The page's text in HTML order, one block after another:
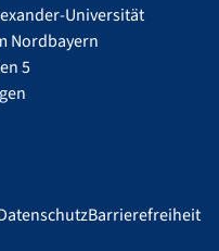
Universität
Nordbayern
5
Barrierefreiheit